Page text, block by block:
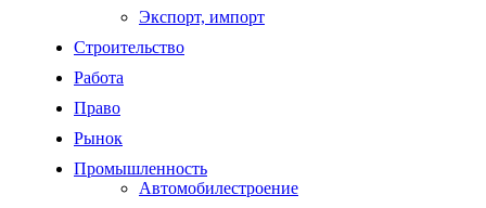
Экспорт, импорт
Строительство
Работа
Право
Рынок
Промышленность
Автомобилестроение